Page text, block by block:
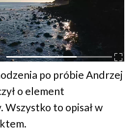
po próbie Andrzej
o element
to opisał w